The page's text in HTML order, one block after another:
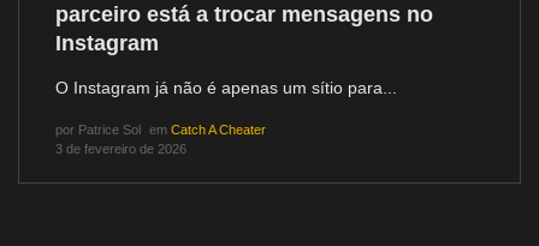
parceiro está a trocar mensagens no
Instagram
O Instagram já não é apenas um sítio para...
por Patrice Sol em Catch A Cheater
3 de fevereiro de 2026